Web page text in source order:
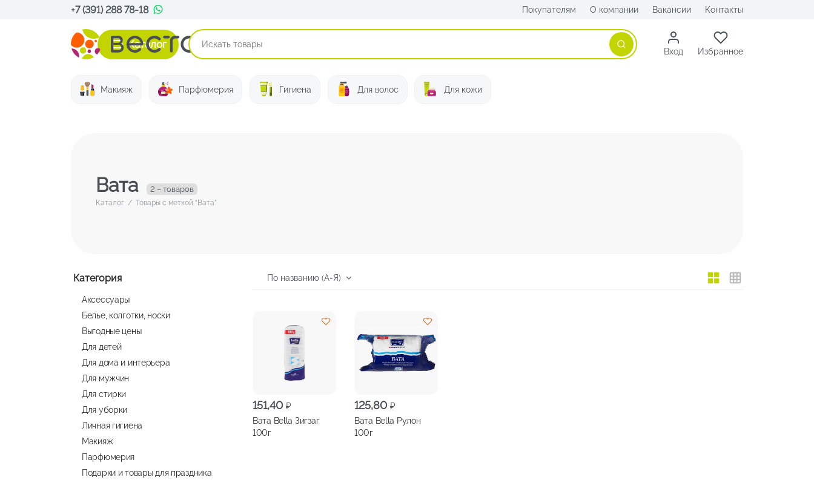
+7 (391) 288 78-18 Покупателям О компании Вакансии Контакты
Каталог
Поиск
Вход Избранное
Макияж Парфюмерия Гигиена Для волос Для кожи
Вата 2 – товаров
Каталог / Товары с меткой “Вата”
Категория
Аксессуары
Белье, колготки, носки
Выгодные цены
Для детей
Для дома и интерьера
Для мужчин
Для стирки
Для уборки
Личная гигиена
Макияж
Парфюмерия
Подарки и товары для праздника
151,40 ₽
Вата Bella Зигзаг
100г
125,80 ₽
Вата Bella Рулон
100г